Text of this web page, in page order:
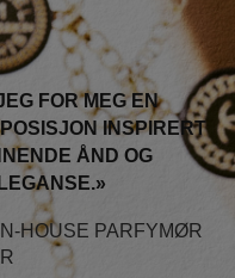
FOR MEG EN
INSPIRERT
ÅND OG
HOUSE PARFYMØR